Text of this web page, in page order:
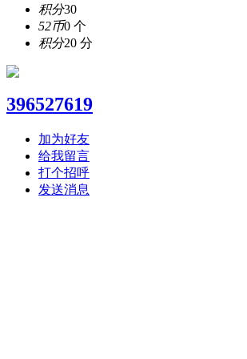
积分30
52币0 个
积分20 分
396527619
加为好友
给我留言
打个招呼
发送消息